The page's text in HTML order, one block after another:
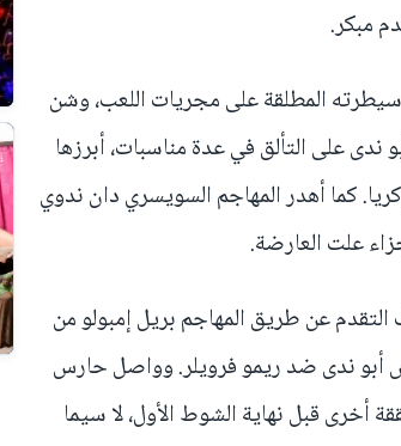
مبكر.
المطلقة على مجريات اللعب، وشن
على التألق في عدة مناسبات، أبرزها
كما أهدر المهاجم السويسري دان ندوي
علت العارضة.
بهدف التقدم عن طريق المهاجم بريل إمبولو من
أبو ندى ضد ريمو فرويلر. وواصل حارس
أخرى قبل نهاية الشوط الأول، لا سيما